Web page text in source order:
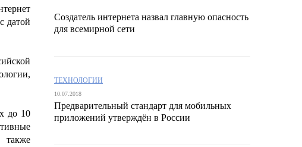
датой
до 10
также
Создатель интернета назвал главную опасность
для всемирной сети
ТЕХНОЛОГИИ
10.07.2018
Предварительный стандарт для мобильных
приложений утверждён в России